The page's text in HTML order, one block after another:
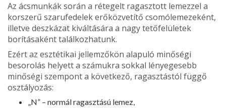
Az ácsmunkák során a rétegelt ragasztott le­mezzel a
korszerű szarufedelek erőközvetítő cso­mólemezeként,
illetve deszkázat kiváltására a nagy tetőfelületek
borításaként találkozhatunk.
Ezért az esztétikai jellemzőkön alapuló minő­ségi
besorolás helyett a számukra sokkal lénye­gesebb
minőségi szempont a következő, ragasz­tástól függő
osztályozás:
„N” – normál ragasztású lemez,